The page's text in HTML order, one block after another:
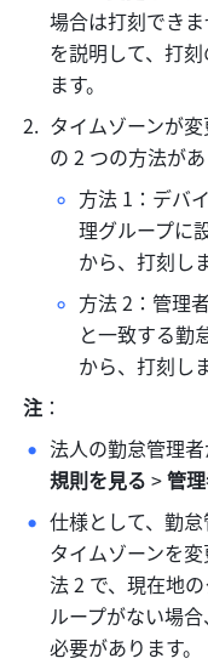
場合は打刻でき
を説明して、打
ます。
タイムゾーンが
の 2 つの方法があ
方法 1：デバ
理グループに
から、打刻し
方法 2：管理
と一致する勤
から、打刻し
注 ：
規則を見る > 管
仕様として、勤
タイムゾーンを
法 2 で、現在地
ループがない場
必要があります。